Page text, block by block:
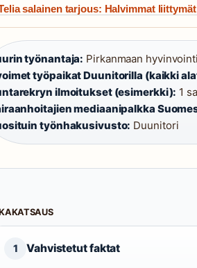
salainen tarjous: Halvimmat
työnantaja: Pirkanmaan
työpaikat Duunitorilla (kaikki
ilmoitukset (esimerkki): 1
mediaanipalkka
työnhakusivusto: Duunitori
1 Vahvistetut faktat